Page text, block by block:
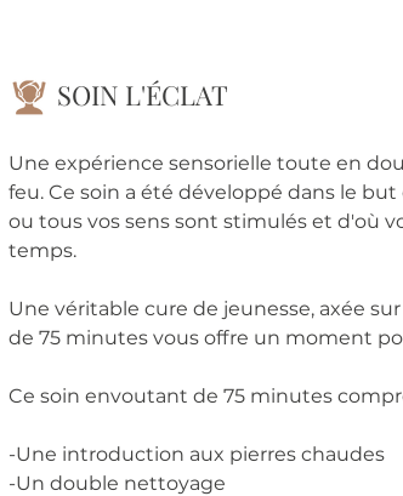
SOIN L'ÉCLAT
Une expérience sensorielle toute en
feu. Ce soin a été développé dans le
ou tous vos sens sont stimulés et d'où
temps.
Une véritable cure de jeunesse, axée
de 75 minutes vous offre un moment
​Ce soin envoutant de 75 minutes
-​Une introduction aux pierres chaudes
-Un double nettoyage